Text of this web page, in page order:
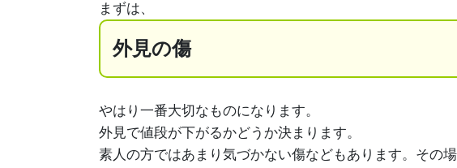
まずは、
外見の傷
やはり一番大切なものになります。
外見で値段が下がるかどうか決まります。
素人の方ではあまり気づかない傷などもあります。その